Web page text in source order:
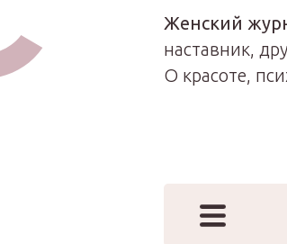
Женский
наставник,
О красоте,